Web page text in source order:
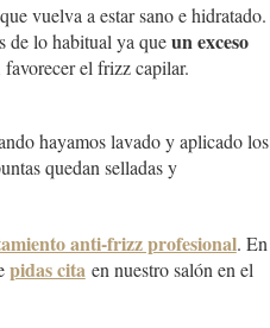
vuelva a estar sano e hidratado.
de lo habitual ya queun exceso
el frizz capilar.
hayamos lavado y aplicado los
quedan selladas y
anti-frizz profesional. En
pidas cita en nuestro salón en el